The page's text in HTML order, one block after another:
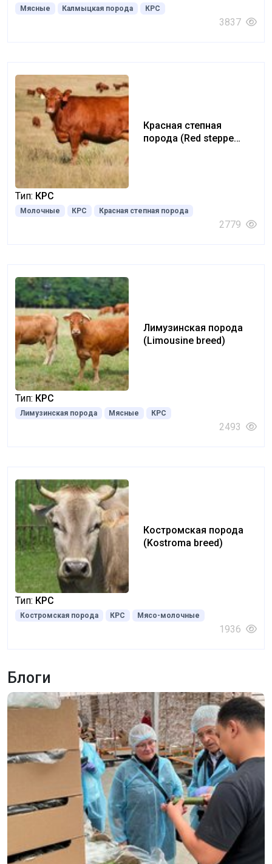
Мясные Калмыцкая порода КРС
3837
Красная степная
порода (Red steppe
Тип: КРС
Молочные КРС Красная степная порода
2779
Лимузинская порода
(Limousine breed)
Тип: КРС
Лимузинская порода Мясные КРС
2493
Костромская порода
(Kostroma breed)
Тип: КРС
Костромская порода КРС Мясо-молочные
1936
Блоги